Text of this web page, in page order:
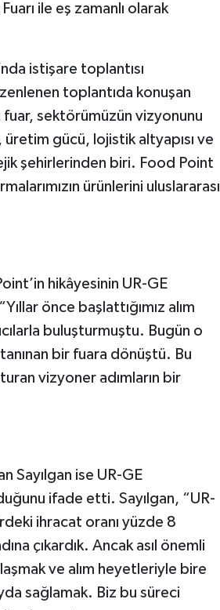
ile eş zamanlı olarak
istişare toplantısı
toplantıda konuşan
fuar, sektörümüzün vizyonunu
gücü, lojistik altyapısı ve
şehirlerinden biri. Food Point
ürünlerini uluslararası
hikâyesinin UR-GE
önce başlattığımız alım
buluşturmuştu. Bugün o
bir fuara dönüştü. Bu
vizyoner adımların bir
Sayılgan ise UR-GE
ifade etti. Sayılgan, “UR-
ihracat oranı yüzde 8
çıkardık. Ancak asıl önemli
ve alım heyetleriyle bire
sağlamak. Biz bu süreci